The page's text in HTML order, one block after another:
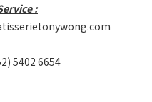
:
5402 6654